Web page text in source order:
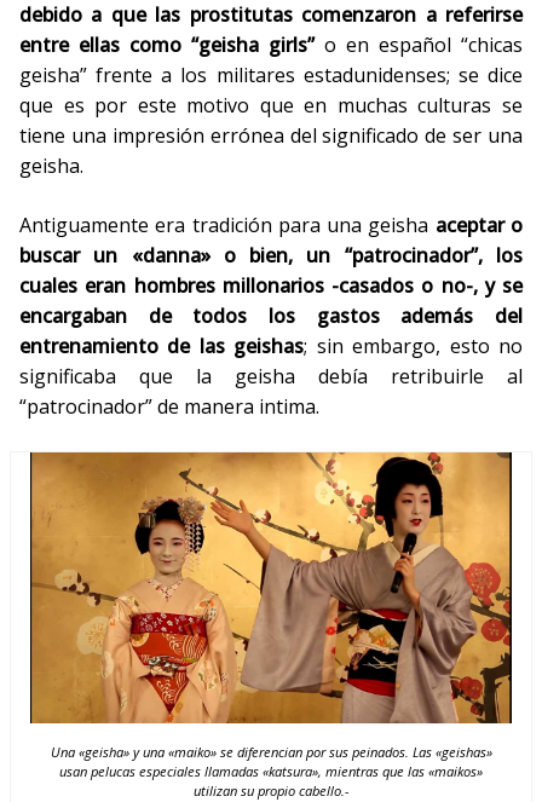
debido a que las prostitutas comenzaron a referirse
entre ellas como “geisha girls”o en español “chicas
geisha” frente a los militares estadunidenses; se dice
que es por este motivo que en muchas culturas se
tiene una impresión errónea del significado de ser una
geisha.
Antiguamente era tradición para una geisha aceptar o
buscar un «danna» o bien, un “patrocinador”, los
cuales eran hombres millonarios -casados o no-, y se
encargaban de todos los gastos además del
entrenamiento de las geishas; sin embargo, esto no
significaba que la geisha debía retribuirle al
“patrocinador” de manera intima.
Una «geisha» y una «maiko» se diferencian por sus peinados. Las «geishas»
usan pelucas especiales llamadas «katsura», mientras que las «maikos»
utilizan su propio cabello.-